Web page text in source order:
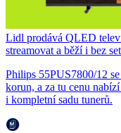
Lidl prodává QLED
streamovat a běží i bez
Philips 55PUS7800/12
korun, a za tu cenu
i kompletní sadu tunerů.